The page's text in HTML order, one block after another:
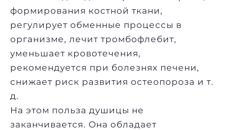
формирования костной ткани,
регулирует обменные процессы в
организме, лечит тромбофлебит,
уменьшает кровотечения,
рекомендуется при болезнях печени,
снижает риск развития остеопороза и т.
д.
На этом польза душицы не
заканчивается. Она обладает